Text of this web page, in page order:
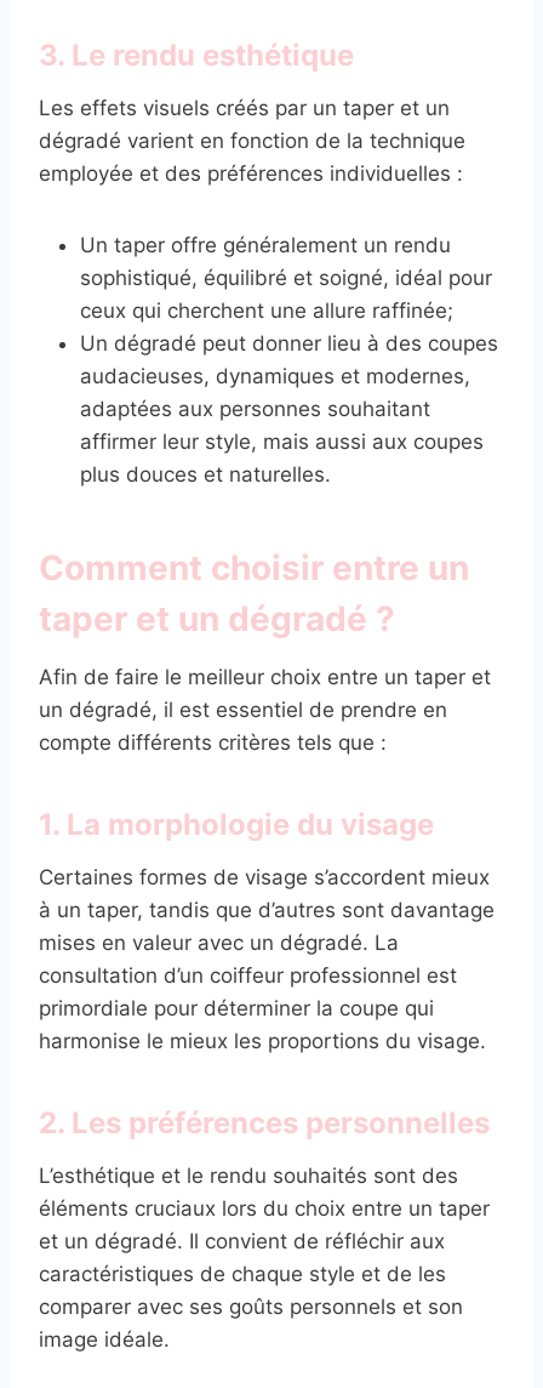
3. Le rendu esthétique
Les effets visuels créés par un taper et un
dégradé varient en fonction de la technique
employée et des préférences individuelles :
Un taper offre généralement un rendu
sophistiqué, équilibré et soigné, idéal pour
ceux qui cherchent une allure raffinée;
Un dégradé peut donner lieu à des coupes
audacieuses, dynamiques et modernes,
adaptées aux personnes souhaitant
affirmer leur style, mais aussi aux coupes
plus douces et naturelles.
Comment choisir entre un
taper et un dégradé ?
Afin de faire le meilleur choix entre un taper et
un dégradé, il est essentiel de prendre en
compte différents critères tels que :
1. La morphologie du visage
Certaines formes de visage s’accordent mieux
à un taper, tandis que d’autres sont davantage
mises en valeur avec un dégradé. La
consultation d’un coiffeur professionnel est
primordiale pour déterminer la coupe qui
harmonise le mieux les proportions du visage.
2. Les préférences personnelles
L’esthétique et le rendu souhaités sont des
éléments cruciaux lors du choix entre un taper
et un dégradé. Il convient de réfléchir aux
caractéristiques de chaque style et de les
comparer avec ses goûts personnels et son
image idéale.